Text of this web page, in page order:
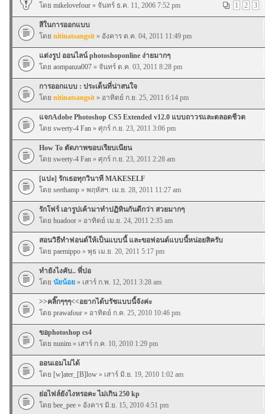
1
2 3
โดย mikelovefour » จันทร์ ธ.ค. 11, 2006 7:52 pm
สีในการออกแบบ
โดย nitinatsangsit » อังคาร ต.ค. 04, 2011 11:49 pm
แต่งรูป ออนไลน์ photoshoponline ง่ายมากๆ
โดย aompanza007 » จันทร์ ต.ค. 03, 2011 8:28 pm
การออกแบบ : ประเด็นที่น่าสนใจ
โดย nitinatsangsit » อาทิตย์ ก.ย. 25, 2011 6:14 pm
แจกAdobe Photoshop CS5 Extended v12.0 แบบถาวรและตลอดชีวต
โดย sweety-4 Fan » ศุกร์ ก.ย. 23, 2011 3:06 pm
How To ตัดภาพขอบเรียบเนียน
โดย sweety-4 Fan » ศุกร์ ก.ย. 23, 2011 2:28 am
[แปะ] รักเธอทุกวินาที MAKESELF
โดย seethamp » พฤหัสฯ. เม.ย. 28, 2011 11:27 am
รักโฟร์ เอารูปเค้ามาทำปฏิทินกันดีกว่า สวยมากๆ
โดย huadoor » อาทิตย์ เม.ย. 24, 2011 2:35 am
สอนวิธีทำฟอนต์ให้เป็นแบบนี้ และขอฟอนต์แบบนี้หน่อยสิครับ
โดย paemippo » พุธ เม.ย. 20, 2011 5:17 pm
ทำยังไงคับ.. พี่ปอ
โดย นัยน้อย » เสาร์ ก.พ. 12, 2011 3:28 am
>>คลิ๊กๆๆๆ<<อยากได้บรัชแบบนี้จังค่ะ
โดย prawafour » อาทิตย์ ก.ค. 25, 2010 10:46 pm
ขอphotoshop cs4
โดย nunim » เสาร์ ก.ค. 10, 2010 1:29 pm
ออนเอมไม่ได้
โดย [w]ater_[B]low » เสาร์ มิ.ย. 19, 2010 1:02 am
ย่อไฟล์ยังไงหรอคะ ไม่เกิน 250 kp
โดย bee_pee » อังคาร มิ.ย. 15, 2010 4:51 pm